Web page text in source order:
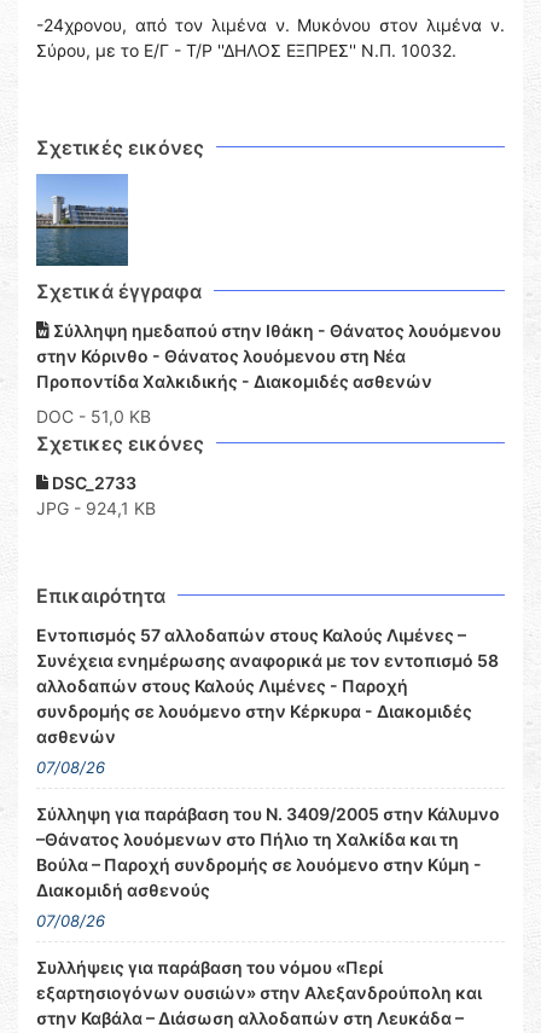
-24χρονου, από τον λιμένα ν. Μυκόνου στον λιμένα ν.
Σύρου, με το Ε/Γ - Τ/Ρ ''ΔΗΛΟΣ ΕΞΠΡΕΣ'' Ν.Π. 10032.
Σχετικές εικόνες
Σχετικά έγγραφα
Σύλληψη ημεδαπού στην Ιθάκη - Θάνατος λουόμενου
στην Κόρινθο - Θάνατος λουόμενου στη Νέα
Προποντίδα Χαλκιδικής - Διακομιδές ασθενών
DOC - 51,0 KB
Σχετικες εικόνες
DSC_2733
JPG - 924,1 KB
Επικαιρότητα
Εντοπισμός 57 αλλοδαπών στους Καλούς Λιμένες –
Συνέχεια ενημέρωσης αναφορικά με τον εντοπισμό 58
αλλοδαπών στους Καλούς Λιμένες - Παροχή
συνδρομής σε λουόμενο στην Κέρκυρα - Διακομιδές
ασθενών
07/08/26
Σύλληψη για παράβαση του Ν. 3409/2005 στην Κάλυμνο
–Θάνατος λουόμενων στο Πήλιο τη Χαλκίδα και τη
Βούλα – Παροχή συνδρομής σε λουόμενο στην Κύμη -
Διακομιδή ασθενούς
07/08/26
Συλλήψεις για παράβαση του νόμου «Περί
εξαρτησιογόνων ουσιών» στην Αλεξανδρούπολη και
στην Καβάλα – Διάσωση αλλοδαπών στη Λευκάδα –